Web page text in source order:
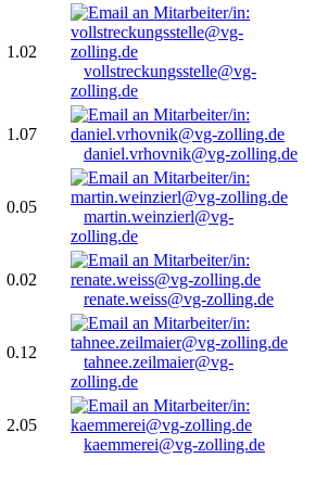
1.02
vollstreckungsstelle@vg-
zolling.de
1.07
daniel.vrhovnik@vg-zolling.de
0.05
martin.weinzierl@vg-
zolling.de
0.02
renate.weiss@vg-zolling.de
0.12
tahnee.zeilmaier@vg-
zolling.de
2.05
kaemmerei@vg-zolling.de